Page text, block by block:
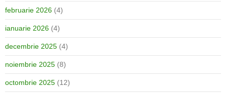
februarie 2026 (4)
ianuarie 2026 (4)
decembrie 2025 (4)
noiembrie 2025 (8)
octombrie 2025 (12)